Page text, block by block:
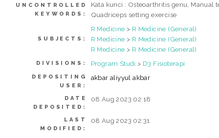
UNCONTROLLED
KEYWORDS:
Kata kunci : Osteoarthritis genu, Manual
Quadriceps setting exercise
SUBJECTS:
R Medicine > R Medicine (General)
R Medicine > R Medicine (General)
R Medicine > R Medicine (General)
DIVISIONS: Program Studi > D3 Fisioterapi
DEPOSITING
USER:
akbar aliyyul akbar
DATE
DEPOSITED:
08 Aug 2023 02:18
LAST
MODIFIED:
08 Aug 2023 02:31